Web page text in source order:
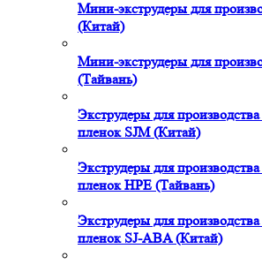
Мини-экструдеры для
(Китай)
Мини-экструдеры для
(Тайвань)
Экструдеры для
пленок SJM (Китай)
Экструдеры для
пленок HPE (Тайвань)
Экструдеры для
пленок SJ-ABA (Китай)